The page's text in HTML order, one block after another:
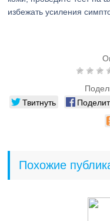
избежать усиления
Твитнуть
Похожие